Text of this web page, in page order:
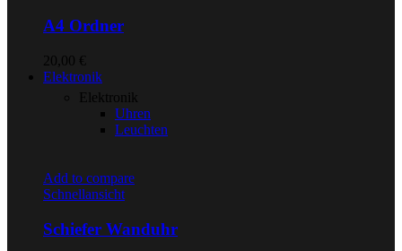
A4 Ordner
20,00 €
Elektronik
Elektronik
Uhren
Leuchten
Add to compare
Schnellansicht
Schiefer Wanduhr